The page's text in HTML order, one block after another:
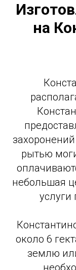
на
рытью
небольшая
около 6
землю